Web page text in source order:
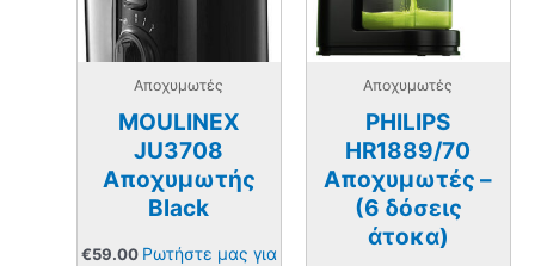
Αποχυμωτές
MOULINEX
JU3708
Αποχυμωτής
Black
€59.00 Ρωτήστε μας για
Αποχυμωτές
PHILIPS
HR1889/70
Αποχυμωτές –
(6 δόσεις
άτοκα)